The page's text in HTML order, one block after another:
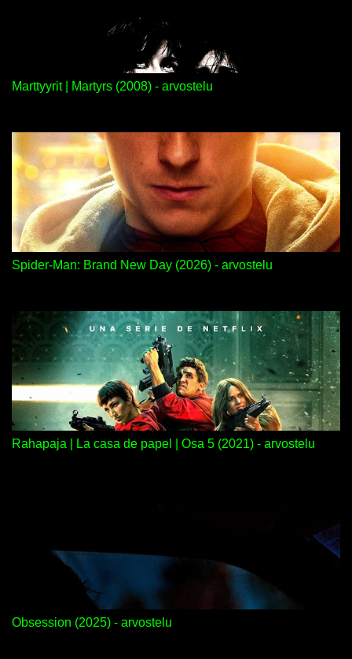
Marttyyrit | Martyrs (2008) - arvostelu
Spider-Man: Brand New Day (2026) - arvostelu
Rahapaja | La casa de papel | Osa 5 (2021) - arvostelu
Obsession (2025) - arvostelu